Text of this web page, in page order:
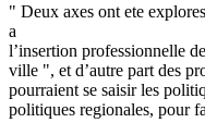
" Deux axes ont ete
a
l’insertion professionnelle
ville ", et d’autre part des
pourraient se saisir les
politiques regionales, pour